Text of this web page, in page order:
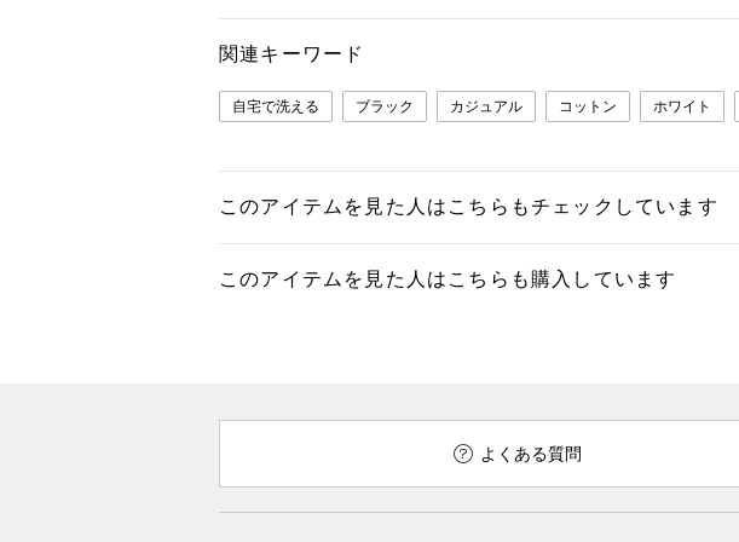
関連キーワード
自宅で洗える ブラック カジュアル コットン ホワイト
このアイテムを見た人はこちらもチェックしています
このアイテムを見た人はこちらも購入しています
よくある質問